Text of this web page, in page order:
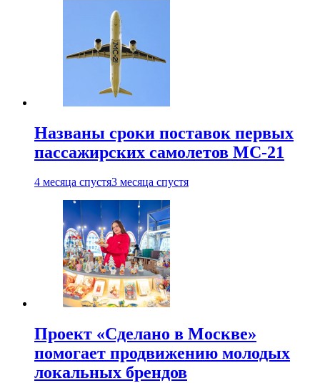
Названы сроки поставок первых
пассажирских самолетов МС-21
4 месяца спустя3 месяца спустя
Проект «Сделано в Москве»
помогает продвижению молодых
локальных брендов